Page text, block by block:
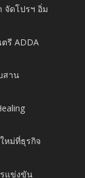
จัดโปรฯ อิ่ม
รี ADDA
สาน
หม่ที่ธุรกิจ
รแข่งขัน